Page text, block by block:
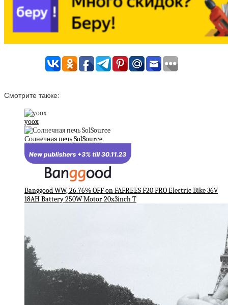
Смотрите также:
yoox
Солнечная печь SolSource
Banggood WW, 26.76% OFF on FAFREES F20 PRO Electric Bike 36V
18AH Battery 250W Motor 20x3inch T